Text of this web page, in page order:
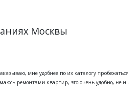
Москвы
мне удобнее по их каталогу пробежаться
ремонтами квартир, это очень удобно, не н...